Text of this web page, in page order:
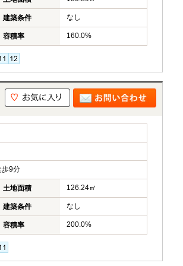
建築条件 なし
容積率 160.0%
9分
土地面積 126.24㎡
建築条件 なし
容積率 200.0%